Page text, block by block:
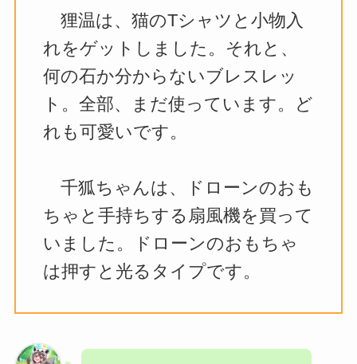
狸温は、猫のTシャツと小物入
れをゲットしました。それと、
何の石か分からないブレスレッ
ト。全部、まだ使っています。ど
れも可愛いです。
千狐ちゃんは、ドローンのおも
ちゃと手持ちする扇風機を買って
いました。ドローンのおもちゃ
は押すと光るタイプです。